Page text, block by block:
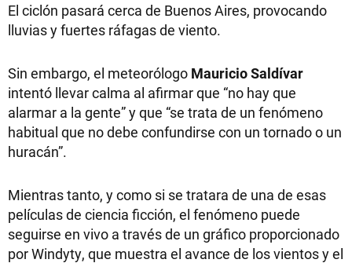
El ciclón pasará cerca de Buenos Aires, provocando
lluvias y fuertes ráfagas de viento.
Sin embargo, el meteorólogo Mauricio Saldívar
intentó llevar calma al afirmar que “no hay que
alarmar a la gente” y que “se trata de un fenómeno
habitual que no debe confundirse con un tornado o un
huracán”.
Mientras tanto, y como si se tratara de una de esas
películas de ciencia ficción, el fenómeno puede
seguirse en vivo a través de un gráfico proporcionado
por Windyty, que muestra el avance de los vientos y el